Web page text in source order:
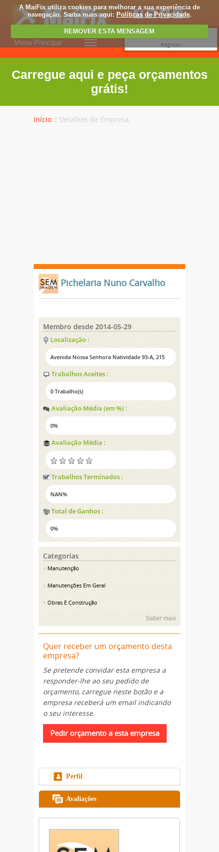
A MaiFix utiliza cookies para melhorar a sua experiência de
navegação. Saiba mais aqui: Políticas de Privacidade.
REMOVER ESTA MENSAGEM
Menu Principal
Registar
Carregue aqui e peça orçamentos
grátis!
Início :: Detalhes da Empresa
Pichelaria Nuno Carvalho
Membro desde 2014-05-29
Localização :
Avenida Nossa Senhora Natividade 93-A, 215
Trabalhos Aceites :
0 Trabalho(s)
Avaliação Média (em %) :
0%
Avaliação Média :
Trabalhos Terminados :
NAN%
Total de Ganhos :
0%
Categorias
Manutenção
Manutenções Em Geral
Obras E Construção
Saber mais
Quer receber um orçamento desta
empresa?
Se pretende convidar esta empresa a
responder-lhe ao seu pedido de
orçamento, carregue neste botão e a
empresa receberá um email indicando
o seu interesse.
Perfil
Avaliações